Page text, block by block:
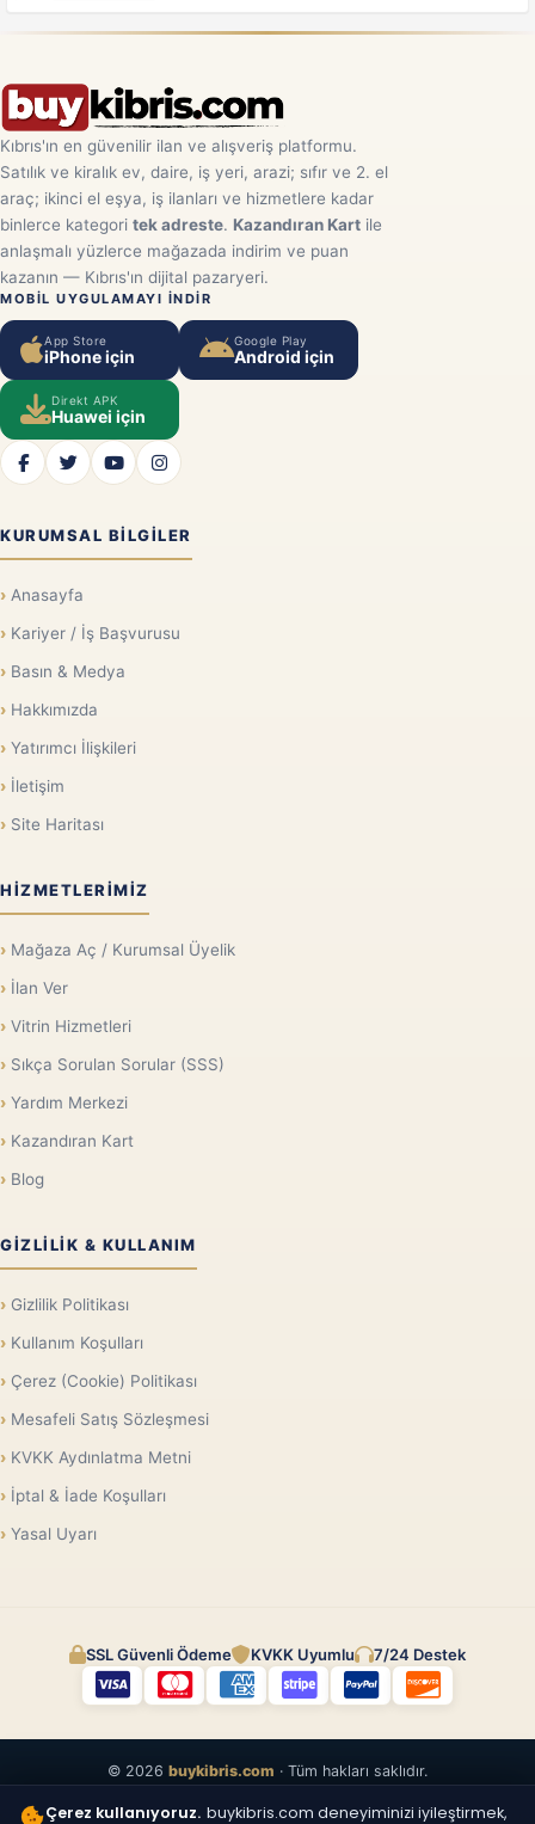
Kıbrıs'ın en güvenilir ilan ve alışveriş platformu.
Satılık ve kiralık ev, daire, iş yeri, arazi; sıfır ve 2. el
araç; ikinci el eşya, iş ilanları ve hizmetlere kadar
binlerce kategori tek adreste. Kazandıran Kart ile
anlaşmalı yüzlerce mağazada indirim ve puan
kazanın — Kıbrıs'ın dijital pazaryeri.
MOBIL UYGULAMAYI INDIR
App Store
iPhone için
Google Play
Android için
Direkt APK
Huawei için
KURUMSAL BILGILER
Anasayfa
Kariyer / İş Başvurusu
Basın & Medya
Hakkımızda
Yatırımcı İlişkileri
İletişim
Site Haritası
HIZMETLERIMIZ
Mağaza Aç / Kurumsal Üyelik
İlan Ver
Vitrin Hizmetleri
Sıkça Sorulan Sorular (SSS)
Yardım Merkezi
Kazandıran Kart
Blog
GIZLILIK & KULLANIM
Gizlilik Politikası
Kullanım Koşulları
Çerez (Cookie) Politikası
Mesafeli Satış Sözleşmesi
KVKK Aydınlatma Metni
İptal & İade Koşulları
Yasal Uyarı
SSL Güvenli Ödeme KVKK Uyumlu 7/24 Destek
© 2026 buykibris.com · Tüm hakları saklıdır.
Çerez kullanıyoruz. buykibris.com deneyiminizi iyileştirmek,